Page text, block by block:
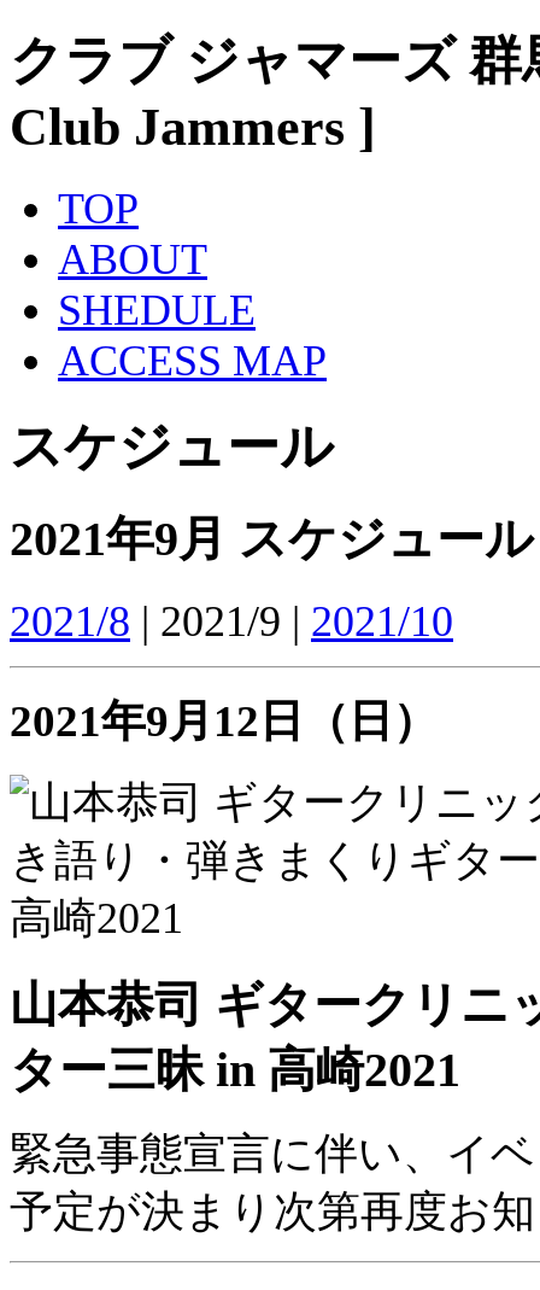
クラブ ジャマーズ
Club Jammers ]
TOP
ABOUT
SHEDULE
ACCESS MAP
スケジュール
2021年9月 スケジュール
2021/8 | 2021/9 | 2021/10
2021年9月12日（日）
山本恭司 ギタークリニ
ター三昧 in 高崎2021
緊急事態宣言に伴い、イ
予定が決まり次第再度お